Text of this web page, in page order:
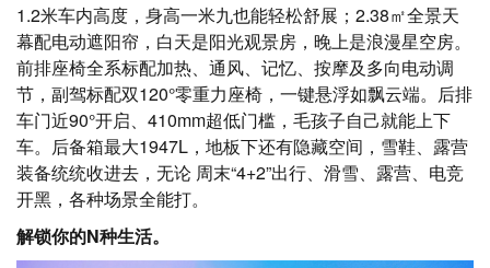
1.2米车内高度，身高一米九也能轻松舒展；2.38㎡全景天
幕配电动遮阳帘，白天是阳光观景房，晚上是浪漫星空房。
前排座椅全系标配加热、通风、记忆、按摩及多向电动调
节，副驾标配双120°零重力座椅，一键悬浮如飘云端。后排
车门近90°开启、410mm超低门槛，毛孩子自己就能上下
车。后备箱最大1947L，地板下还有隐藏空间，雪鞋、露营
装备统统收进去，无论 周末“4+2”出行、滑雪、露营、电竞
开黑，各种场景全能打。
解锁你的N种生活。